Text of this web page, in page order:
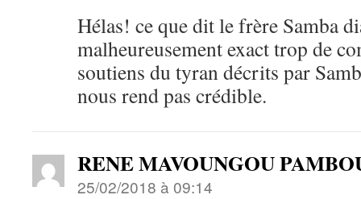
Hélas! ce que dit le frère Samba
malheureusement exact trop de
soutiens du tyran décrits par
nous rend pas crédible.
RENE MAVOUNGOU
25/02/2018 à 09:14